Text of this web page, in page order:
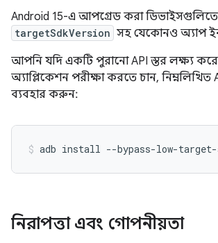
Android 15-এ আপগ্রেড করা
targetSdkVersion সহ যেকোনও অ্যাপ
আপনি যদি একটি পুরানো API স্তর লক্ষ্য
অ্যাপ্লিকেশন পরীক্ষা করতে চান, নিম্নলিখিত
ব্যবহার করুন:
adb install --bypass-low-target-
নিরাপত্তা এবং গোপনীয়তা